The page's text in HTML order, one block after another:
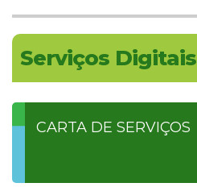
Serviços Digitais
CARTA DE SERVIÇOS